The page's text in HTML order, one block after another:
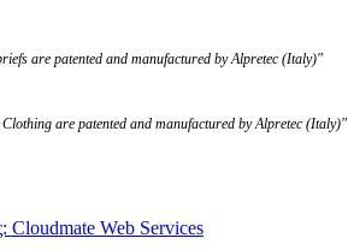
are patented and manufactured by Alpretec (Italy)"
are patented and manufactured by Alpretec (Italy)"
Cloudmate Web Services